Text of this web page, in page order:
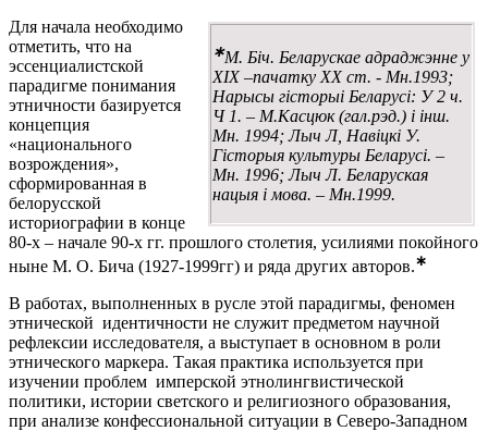
∗М. Біч. Беларускае адраджэнне у
XIX –пачатку XX ст. - Мн.1993;
Нарысы гісторыі Беларусі: У 2 ч.
Ч 1. – М.Касцюк (гал.рэд.) і інш.
Мн. 1994; Лыч Л, Навіцкі У.
Гісторыя культуры Беларусі. –
Мн. 1996; Лыч Л. Беларуская
нацыя і мова. – Мн.1999.
Для начала необходимо
отметить, что на
эссенциалистской
парадигме понимания
этничности базируется
концепция
«национального
возрождения»,
сформированная в
белорусской
историографии в конце
80-х – начале 90-х гг. прошлого столетия, усилиями покойного
ныне М. О. Бича (1927-1999гг) и ряда других авторов.∗
В работах, выполненных в русле этой парадигмы, феномен
этнической идентичности не служит предметом научной
рефлексии исследователя, а выступает в основном в роли
этнического маркера. Такая практика используется при
изучении проблем имперской этнолингвистической
политики, истории светского и религиозного образования,
при анализе конфессиональной ситуации в Северо-Западном